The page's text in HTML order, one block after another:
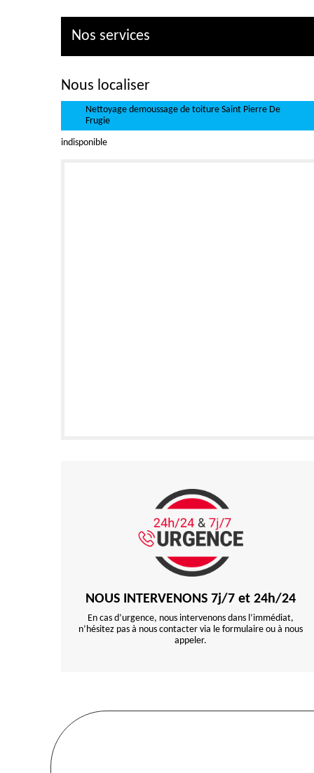
Nos services
Nous localiser
Nettoyage demoussage de toiture Saint Pierre De
Frugie
indisponible
NOUS INTERVENONS 7j/7 et 24h/24
En cas d’urgence, nous intervenons dans l’immédiat,
n’hésitez pas à nous contacter via le formulaire ou à nous
appeler.